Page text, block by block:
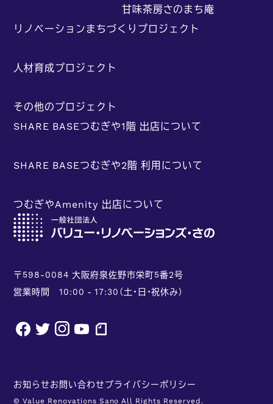
甘味茶房さのまち庵
リノベーションまちづくりプロジェクト
人材育成プロジェクト
その他のプロジェクト
SHARE BASEつむぎや1階 出店について
SHARE BASEつむぎや2階 利用について
つむぎやAmenity 出店について
〒598-0084 大阪府泉佐野市栄町5番2号
営業時間 10:00 - 17:30（土・日・祝休み）
facebook
twitterinstagram
youtube
お知らせお問い合わせプライバシーポリシー
© Value Renovations Sano All Rights Reserved.